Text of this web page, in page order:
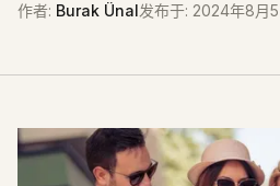
作者: Burak Ünal发布于: 2024年8月5